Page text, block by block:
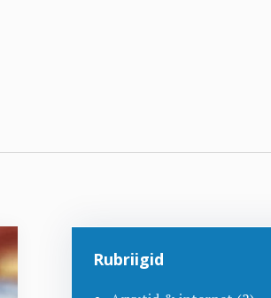
Rubriigid